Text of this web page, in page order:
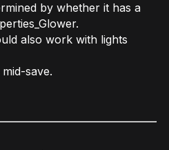
by whether it has a
also work with lights
save.